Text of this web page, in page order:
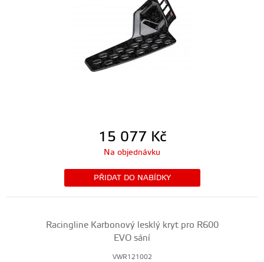
15 077 Kč
Na objednávku
PŘIDAT DO NABÍDKY
Racingline Karbonový lesklý kryt pro R600
EVO sání
VWR121002